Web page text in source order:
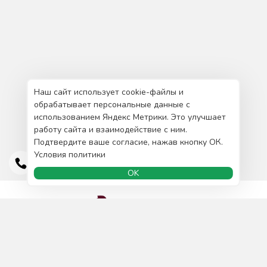
Наш сайт использует cookie-файлы и
обрабатывает персональные данные с
использованием Яндекс Метрики. Это улучшает
работу сайта и взаимодействие с ним.
Подтвердите ваше согласие, нажав кнопку ОК.
Условия политики
OK